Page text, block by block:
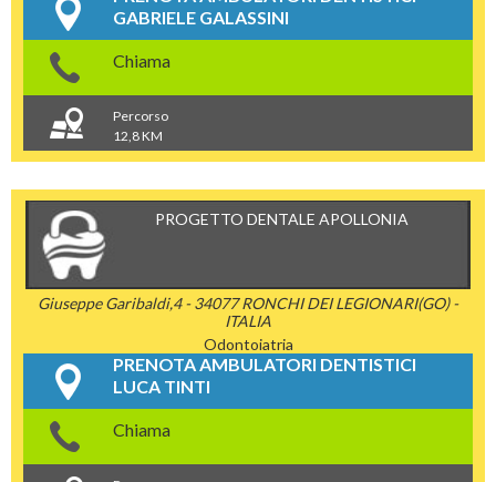
GABRIELE GALASSINI
Chiama
Percorso
12,8 KM
PROGETTO DENTALE APOLLONIA
Giuseppe Garibaldi,4 - 34077 RONCHI DEI LEGIONARI(GO) -
ITALIA
Odontoiatria
PRENOTA AMBULATORI DENTISTICI
LUCA TINTI
Chiama